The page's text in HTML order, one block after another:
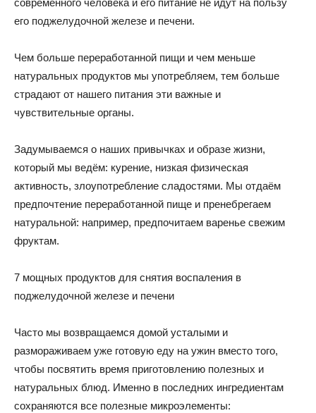
современного человека и его питание не идут на пользу
его поджелудочной железе и печени.
Чем больше переработанной пищи и чем меньше
натуральных продуктов мы употребляем, тем больше
страдают от нашего питания эти важные и
чувствительные органы.
Задумываемся о наших привычках и образе жизни,
который мы ведём: курение, низкая физическая
активность, злоупотребление сладостями. Мы отдаём
предпочтение переработанной пище и пренебрегаем
натуральной: например, предпочитаем варенье свежим
фруктам.
7 мощных продуктов для снятия воспаления в
поджелудочной железе и печени
Часто мы возвращаемся домой усталыми и
размораживаем уже готовую еду на ужин вместо того,
чтобы посвятить время приготовлению полезных и
натуральных блюд. Именно в последних ингредиентам
сохраняются все полезные микроэлементы: